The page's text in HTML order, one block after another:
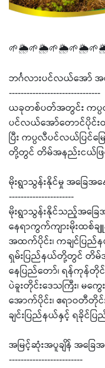
ဘင်္ဂလားပင်လယ်အော် အ
-------------------------------
ယခုတစ်ပတ်အတွင်း ကပ္ပ
ပင်လယ်အော်တောင်ပို
ပြီး ကပ္ပလီပင်လယ်ပြင်မ
တို့တွင် တိမ်အနည်းငယ်ဖြ
မိုးရွာသွန်းနိုင်မှု အခြေအန
----------------------
မိုးရွာသွန်းနိုင်သည့်အခြေ
နေရာကွက်ကျားမိုးထစ်ချူ
အထက်ပိုင်း၊ ကချင်ပြည်
ရှမ်းပြည်နယ်တို့တွင် တိမ်
နေပြည်တော်၊ ရန်ကုန်တိုင်း
ပဲခူးတိုင်းဒေသကြီး၊ မကွ
အောက်ပိုင်း၊ ဧရာဝတီတိုင်
ချင်းပြည်နယ်နှင့် ရခိုင်
အမြင့်ဆုံးအပူချိန် အခြေ
-------------------------